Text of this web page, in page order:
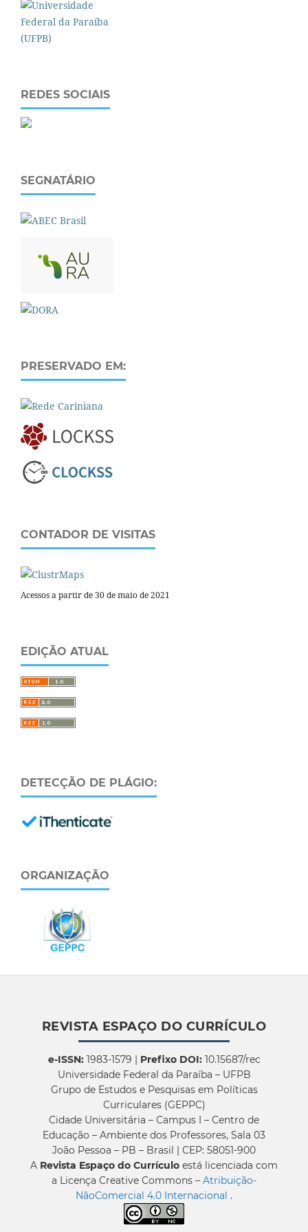
REDES SOCIAIS
SEGNATÁRIO
PRESERVADO EM:
CONTADOR DE VISITAS
Acessos a partir de 30 de maio de 2021
EDIÇÃO ATUAL
DETECÇÃO DE PLÁGIO:
ORGANIZAÇÃO
REVISTA ESPAÇO DO CURRÍCULO
e-ISSN:1983-1579 | Prefixo DOI:10.15687/rec
Universidade Federal da Paraíba – UFPB
Grupo de Estudos e Pesquisas em Políticas
Curriculares (GEPPC)
Cidade Universitária – Campus I – Centro de
Educação – Ambiente dos Professores, Sala 03
João Pessoa – PB – Brasil | CEP: 58051-900
A Revista Espaço do Currículo está licenciada com
a Licença Creative Commons – Atribuição-
NãoComercial 4.0 Internacional .